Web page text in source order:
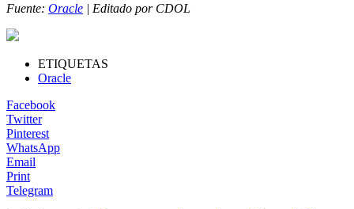
Fuente: Oracle | Editado por CDOL
ETIQUETAS
Oracle
Facebook
Twitter
Pinterest
WhatsApp
Email
Print
Telegram